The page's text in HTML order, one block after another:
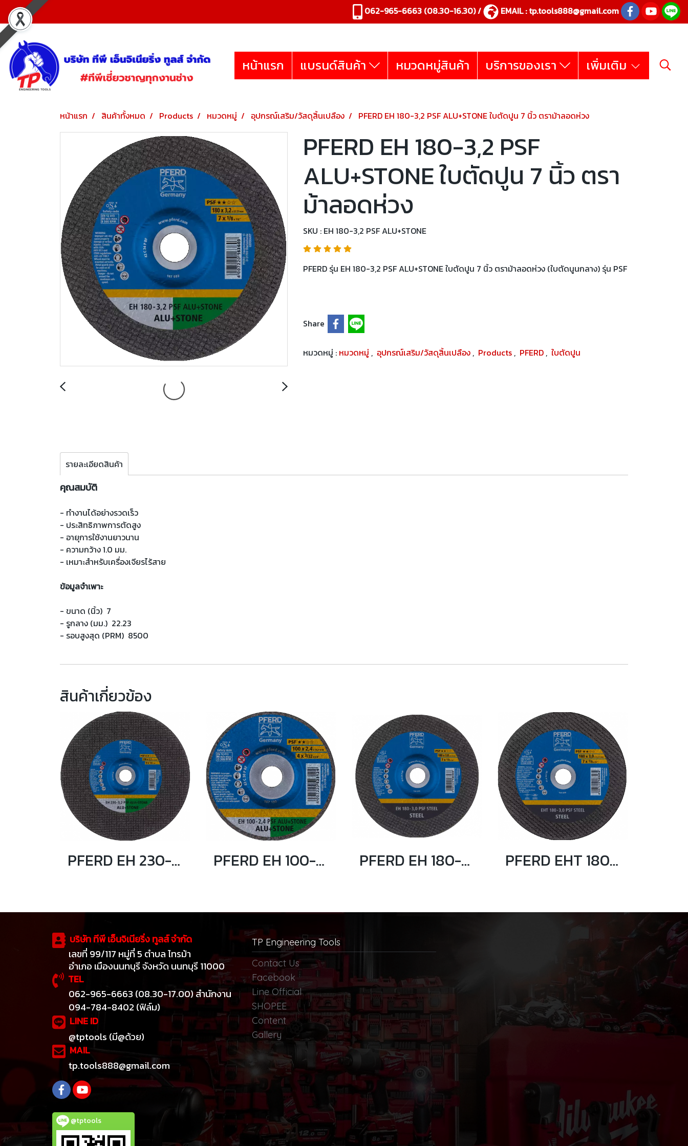
062-965-6663 (08.30-16.30) / EMAIL :tp.tools888@gmail.com
หน้าแรก แบรนด์สินค้า หมวดหมู่สินค้า บริการของเรา เพิ่มเติม
หน้าแรก สินค้าทั้งหมด Products หมวดหมู่ อุปกรณ์เสริม/วัสดุสิ้นเปลือง PFERD EH 180-3,2 PSF ALU+STONE ใบตัดปูน 7 นิ้ว ตราม้าลอดห่วง
PFERD EH 180-3,2 PSF
ALU+STONE ใบตัดปูน 7 นิ้ว ตรา
ม้าลอดห่วง
SKU : EH 180-3,2 PSF ALU+STONE
PFERD รุ่น EH 180-3,2 PSF ALU+STONE ใบตัดปูน 7 นิ้ว ตราม้าลอดห่วง (ใบตัดนูนกลาง) รุ่น PSF
Share
หมวดหมู่ : หมวดหมู่ , อุปกรณ์เสริม/วัสดุสิ้นเปลือง , Products , PFERD , ใบตัดปูน
รายละเอียดสินค้า
คุณสมบัติ
- ทำงานได้อย่างรวดเร็ว
- ประสิทธิภาพการตัดสูง
- อายุการใช้งานยาวนาน
- ความกว้าง 1.0 มม.
- เหมาะสำหรับเครื่องเจียรไร้สาย
ข้อมูลจำเพาะ
- ขนาด (นิ้ว) 7
- รูกลาง (มม.) 22.23
- รอบสูงสุด (PRM) 8500
สินค้าเกี่ยวข้อง
PFERD EH 230-3,2 PSF ALU+STONE ใบตัดปูน 9 นิ้ว ตราม้าลอดห่วง PFERD EH 100-2,4 PSF ALU+STONE/16,0 ใบตัดปูน 4 นิ้ว ตราม้าลอดห่วง PFERD EH 180-3,0 PSF STEEL ใบตัดเหล็ก 7 นิ้ว ตราม้าลอดห่วง PFERD EHT 180-3,0 PSF STEEL ใบตัดเหล็ก 7 นิ้ว ตราม้าลอดห่วง
บริษัท ทีพี เอ็นจิเนียริ่ง ทูลส์ จำกัด
เลขที่ 99/117 หมู่ที่ 5 ตำบล ไทรม้า
อำเภอ เมืองนนทบุรี จังหวัด นนทบุรี 11000
TEL
062-965-6663 (08.30-17.00) สำนักงาน
094-784-8402 (ฟิล์ม)
LINE ID
@tptools (มี@ด้วย)
MAIL
tp.tools888@gmail.com
@tptools
TP Engineering Tools
Contact Us
Facebook
Line Official
SHOPEE
Content
Gallery